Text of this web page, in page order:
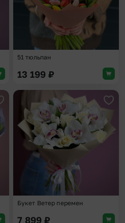
51 тюльпан
13 199 ₽
Добавить в избранное
Букет Ветер перемен
7 899 ₽